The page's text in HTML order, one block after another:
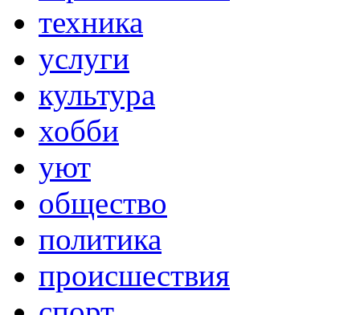
техника
услуги
культура
хобби
уют
общество
политика
происшествия